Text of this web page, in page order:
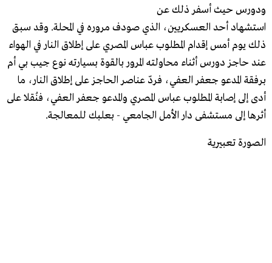
ودورس حيث أسفر ذلك عن
استشهاد أحد العسكريين، الذي صودف مروره في المحلة. وقد سبق
ذلك يوم أمس إقدام المطلوب عباس المصري على إطلاق النار في الهواء
عند حاجز دورس أثناء محاولته المرور بالقوة بسيارته نوع جيب بي أم
برفقة المدعو جعفر العفي، فردّ عناصر الحاجز على إطلاق النار، ما
أدى إلى إصابة المطلوب عباس المصري والمدعو جعفر العفي، فنُقلا على
أثرها إلى مستشفى دار الأمل الجامعي - بعلبك للمعالجة.
الصورة تعبيرية